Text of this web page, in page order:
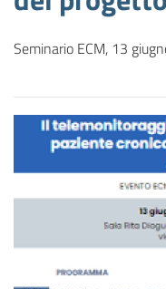
Seminario ECM, 13